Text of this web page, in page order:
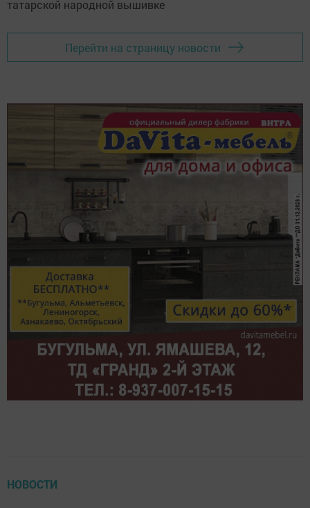
Перейти на страницу новости
НОВОСТИ